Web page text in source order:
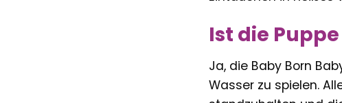
Ist die
Ja, die Baby Born
Wasser zu spielen.